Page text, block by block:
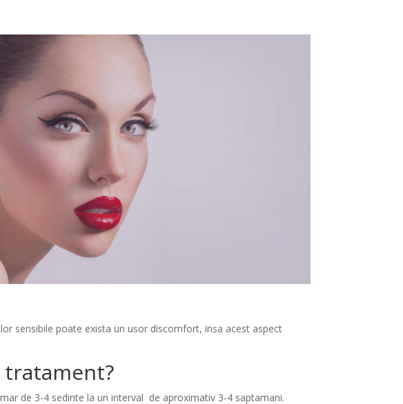
sensibile poate exista un usor discomfort, insa acest aspect
tratament?
de 3-4 sedinte la un interval de aproximativ 3-4 saptamani.